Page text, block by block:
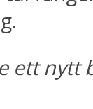
ett nytt